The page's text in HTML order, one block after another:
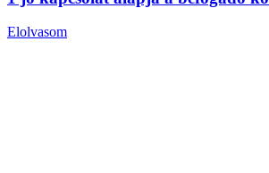
Elolvasom